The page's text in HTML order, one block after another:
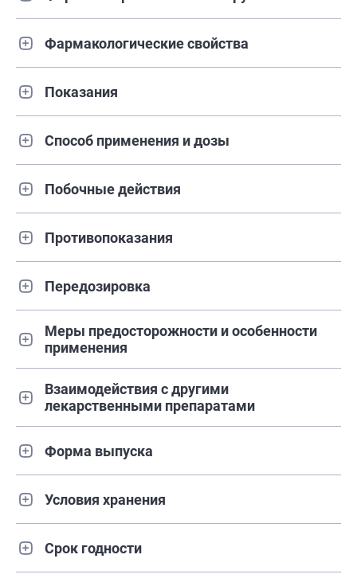
Фармакологические свойства
Показания
Способ применения и дозы
Побочные действия
Противопоказания
Передозировка
Меры предосторожности и особенности
применения
Взаимодействия с другими
лекарственными препаратами
Форма выпуска
Условия хранения
Срок годности